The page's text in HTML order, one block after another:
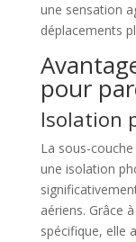
une sensation
déplacements
pour
Isolation
La sous-
une isolation
aériens. Grâce
spécifique, elle